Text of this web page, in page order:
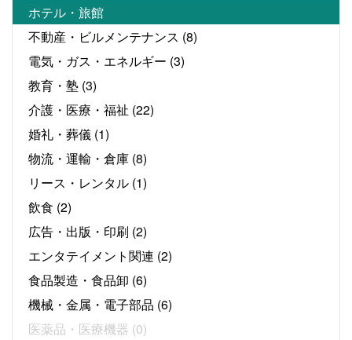
ホテル・旅館
不動産・ビルメンテナンス (8)
電気・ガス・エネルギー (3)
教育・塾 (3)
介護・医療・福祉 (22)
婚礼・葬儀 (1)
物流・運輸・倉庫 (8)
リース・レンタル (1)
飲食 (2)
広告・出版・印刷 (2)
エンタテイメント関連 (2)
食品製造・食品卸 (6)
機械・金属・電子部品 (6)
医薬品・医療機器 (0)